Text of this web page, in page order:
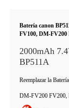
Batería canon
FV100, DM-FV200
2000mAh
BP511A
Reemplazar la
DM-FV200